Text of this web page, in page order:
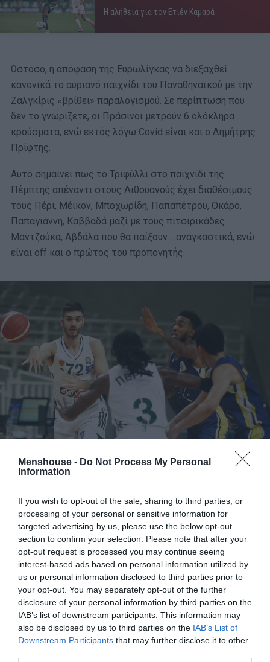
Menshouse - Do Not Process My Personal
Information
If you wish to opt-out of the sale, sharing to third parties, or
processing of your personal or sensitive information for
targeted advertising by us, please use the below opt-out
section to confirm your selection. Please note that after your
opt-out request is processed you may continue seeing
interest-based ads based on personal information utilized by
us or personal information disclosed to third parties prior to
your opt-out. You may separately opt-out of the further
disclosure of your personal information by third parties on the
IAB’s list of downstream participants. This information may
also be disclosed by us to third parties on the IAB’s List of
Downstream Participants that may further disclose it to other
Η αλήθεια για τον Ετιέν Καμαρά
Ωστόσο, η απόφαση της Ευρωλίγκας να διεξαχθεί
κανονικά το αυριανό παιχνίδι του Παναθηναϊκού με την
Ζαλγκίρις «βρίθει» παραλογισμού. Σε περίπτωση που
δεν το γνωρίζετε, οι Πράσινοι μετρούν 6 ολόκληρα
κρούσματα, ενώ εκτός λόγω Covid είναι και ο Δημήτρης
Πρίφτης.
Αυτό σημαίνει πως το Τριφύλλι στο παιχνίδι της
Πέμπτης απέναντι στους Λιθουανούς έχει διαθέσιμους
τους Πέρι, Μέικον, Μποχωρίδη, Παπαπέτρου, Οκάρο,
Παπαγιάννη, Καββαδά μαζί με τους πιτσιρικάδες
Μαντζούκα, Αβδάλα που θα παίξουν… αναγκαστικά, ενώ
είναι off και ο πρώτος του προπονητής.
Σύμφωνοι και πάλι, ναι: το πρωτόκολλο της Euroleague
έχει υπογραφεί απ’ όλους, όμως κάπου πρέπει να
υπεισέρχεται και η στοιχειώδης λογική- ιδίως όταν
πρόκειται για «οικουμενικά» ζητήματα όπως η πανδημία
που τσακίζει τον έναν σύλλογο μετά τον άλλον.
Μάλιστα, το ακόμα πιο σουρεαλιστικό είναι ο λόγος για
τον οποίον η Ευρωλίγκα υποχρεώνει τους πρωταθλητές
Ελλάδος ν’ αγωνιστούν αύριο: όπως αναφέρει το SDNA,
η Euroleague δεν θέλησε να δώσει αναβολή στον
αγώνα παρότι υπήρχαν 6 επιβεβαιωμένα κρούσματα